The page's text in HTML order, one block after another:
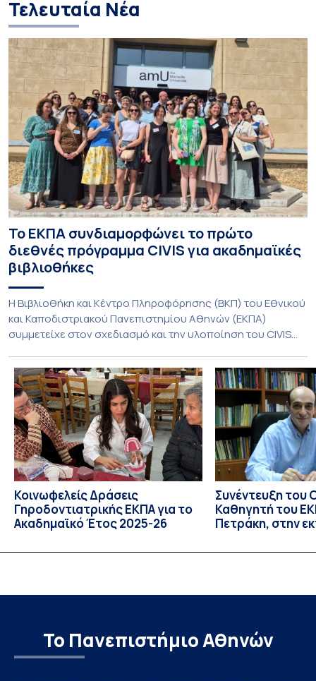
Τελευταία Νέα
Το ΕΚΠΑ συνδιαμορφώνει το πρώτο
διεθνές πρόγραμμα CIVIS για ακαδημαϊκές
βιβλιοθήκες
Η Βιβλιοθήκη και Κέντρο Πληροφόρησης (ΒΚΠ) του Εθνικού
και Καποδιστριακού Πανεπιστημίου Αθηνών (ΕΚΠΑ)
συμμετείχε στον σχεδιασμό και την υλοποίηση του CIVIS
Libraries and Participatory Culture” (IMOTION), το οποίο
πραγματοποιήθηκε με διαδικτυακές και δια ζώσης
εκπαιδευτικές δράσεις από τις 3 Ιουνίου έως τις 10 Ιουλίου
2026. Το πρόγραμμα αποτελεί […]
Κοινωφελείς Δράσεις
Γηροδοντιατρικής ΕΚΠΑ για το
Ακαδημαϊκό Έτος 2025-26
Συνέντευξη του
Καθηγητή του
Πετράκη, στην
Το Πανεπιστήμιο Αθηνών